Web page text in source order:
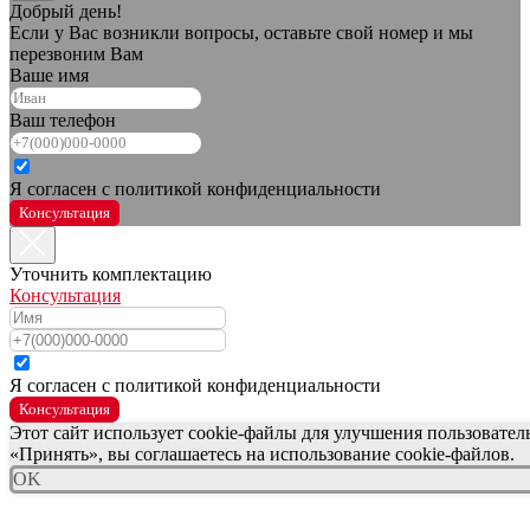
Добрый день!
Если у Вас возникли вопросы, оставьте свой номер и мы
перезвоним Вам
Ваше имя
Ваш телефон
Я согласен с политикой конфиденциальности
Консультация
Уточнить комплектацию
Консультация
Я согласен с политикой конфиденциальности
Консультация
Этот сайт использует cookie-файлы для улучшения
«Принять», вы соглашаетесь на использование cookie-файлов.
OK